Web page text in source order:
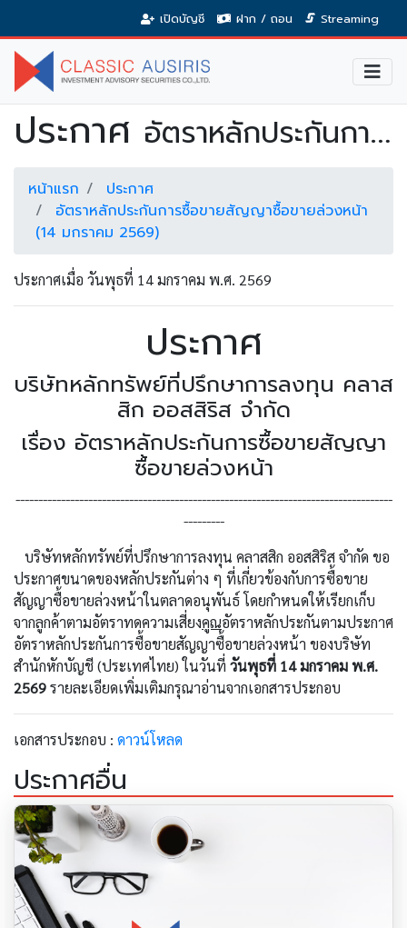
เปิดบัญชี ฝาก / ถอน Streaming
ประกาศ อัตราหลักประกันการซื้อขายสัญญาซื้อขายล่วงหน้า (14 มกราคม 2569)
หน้าแรก
ประกาศ
อัตราหลักประกันการซื้อขายสัญญาซื้อขายล่วงหน้า
(14 มกราคม 2569)
ประกาศเมื่อ วันพุธที่ 14 มกราคม พ.ศ. 2569
ประกาศ
บริษัทหลักทรัพย์ที่ปรึกษาการลงทุน คลาส
สิก ออสสิริส จำกัด
เรื่อง อัตราหลักประกันการซื้อขายสัญญา
ซื้อขายล่วงหน้า
-----------------------------------------------------------------------------------
---------
บริษัทหลักทรัพย์ที่ปรึกษาการลงทุน คลาสสิก ออสสิริส จำกัด ขอ
ประกาศขนาดของหลักประกันต่าง ๆ ที่เกี่ยวข้องกับการซื้อขาย
สัญญาซื้อขายล่วงหน้าในตลาดอนุพันธ์ โดยกำหนดให้เรียกเก็บ
จากลูกค้าตามอัตราทดความเสี่ยงคูณอัตราหลักประกันตามประกาศ
อัตราหลักประกันการซื้อขายสัญญาซื้อขายล่วงหน้า ของบริษัท
สำนักหักบัญชี (ประเทศไทย) ในวันที่ วันพุธที่ 14 มกราคม พ.ศ.
2569รายละเอียดเพิ่มเติมกรุณาอ่านจากเอกสารประกอบ
เอกสารประกอบ : ดาวน์โหลด
ประกาศอื่น